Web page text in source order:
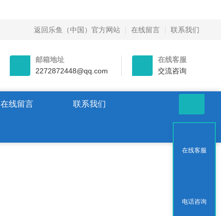
返回乐鱼（中国）官方网站 在线留言 联系我们
邮箱地址
2272872448@qq.com
在线客服
交流咨询
在线留言 联系我们
在线客服
电话咨询